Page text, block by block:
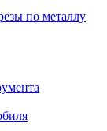
по металлу